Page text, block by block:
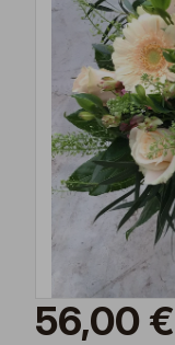
56,00 €